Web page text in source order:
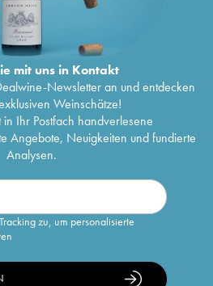
mit uns in Kontakt
Newsletter an und entdecken
Weinschätze!
in Ihr Postfach handverlesene
Angebote, Neuigkeiten und fundierte
Analysen.
zu, um personalisierte